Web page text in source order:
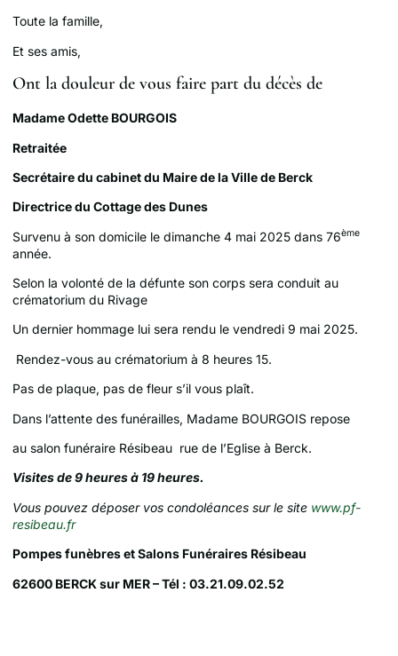
Toute la famille,
Et ses amis,
Ont la douleur de vous faire part du décès de
Madame Odette BOURGOIS
Retraitée
Secrétaire du cabinet du Maire de la Ville de Berck
Directrice du Cottage des Dunes
Survenu à son domicile le dimanche 4 mai 2025 dans 76ème
année.
Selon la volonté de la défunte son corps sera conduit au
crématorium du Rivage
Un dernier hommage lui sera rendu le vendredi 9 mai 2025.
Rendez-vous au crématorium à 8 heures 15.
Pas de plaque, pas de fleur s’il vous plaît.
Dans l’attente des funérailles, Madame BOURGOIS repose
au salon funéraire Résibeau rue de l’Eglise à Berck.
Visites de 9 heures à 19 heures.
Vous pouvez déposer vos condoléances sur le site www.pf-
resibeau.fr
Pompes funèbres et Salons Funéraires Résibeau
62600 BERCK sur MER – Tél : 03.21.09.02.52